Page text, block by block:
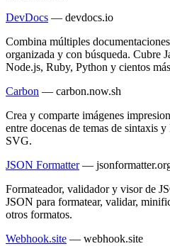
DevDocs — devdocs.io
Combina múltiples
organizada y con búsqueda. Cubre
Node.js, Ruby, Python y cientos
Carbon — carbon.now.sh
Crea y comparte imágenes
entre docenas de temas de sintaxis
SVG.
JSON Formatter —
Formateador, validador y visor de
JSON para formatear, validar,
otros formatos.
Webhook.site — webhook.site